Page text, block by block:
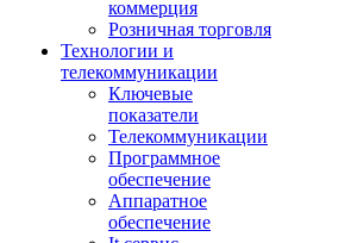
коммерция
Розничная торговля
Технологии и
телекоммуникации
Ключевые
показатели
Телекоммуникации
Программное
обеспечение
Аппаратное
обеспечение